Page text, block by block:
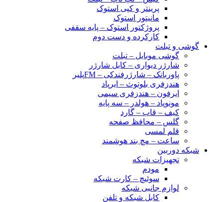
پرینتر و کپی استوک
مانیتور استوک
پروژکتور استوک – پایه سقفی
کارکرده و دست دوم
گوشی و تبلت
گوشی موبایل – تبلت
شارژر دیواری – کابل شارژر
پاوربانک – شارژرفندکی – FMپلیر
هندزفری بلوتوث – ایرپاد
ایرفون – هندزفری سیمی
مونوپاد – هولدر – سه پایه
کیف – قاب – گارد
گلس – محافظ صفحه
قلم لمسی
ساعت – مچ بند هوشمند
شبکه دوربین
تجهیزات شبکه
مودم
سوئیچ – کارت شبکه
لوازم جانبی شبکه
کابل شبکه و تلفن